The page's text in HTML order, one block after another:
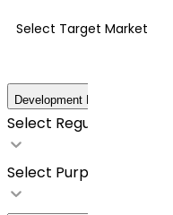
Select Target Market
Development Details
Select Regulatory
Select Purpose